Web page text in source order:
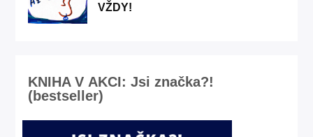
VŽDY!
KNIHA V AKCI: Jsi značka?!
(bestseller)